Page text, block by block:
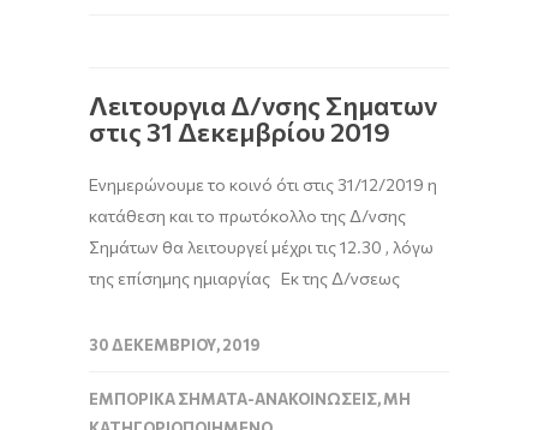
Λειτουργια Δ/νσης Σηματων
στις 31 Δεκεμβρίου 2019
Ενημερώνουμε το κοινό ότι στις 31/12/2019 η
κατάθεση και το πρωτόκολλο της Δ/νσης
Σημάτων θα λειτουργεί μέχρι τις 12.30 , λόγω
της επίσημης ημιαργίας Εκ της Δ/νσεως
30 ΔΕΚΕΜΒΡΊΟΥ, 2019
ΕΜΠΟΡΙΚΆ ΣΉΜΑΤΑ-ΑΝΑΚΟΙΝΏΣΕΙΣ,ΜΗ